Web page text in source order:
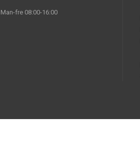
Man-fre 08:00-16:00